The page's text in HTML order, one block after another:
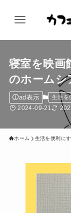
寝室を映画
のホームシ
ad表示 生活を
2024-09-21
ホーム 生活を便利に